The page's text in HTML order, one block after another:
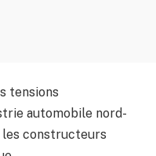
tensions
automobile nord-
constructeurs